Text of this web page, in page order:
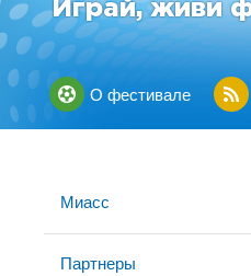
Играй, живи
О фестивале
Миасс
Партнеры